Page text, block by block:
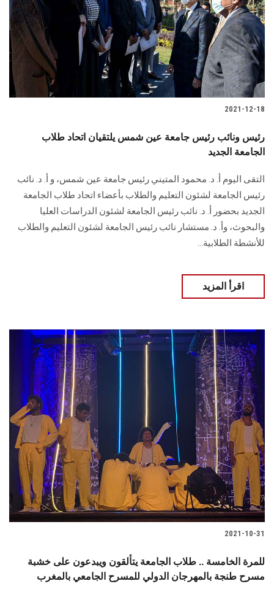
2021-12-18
رئيس ونائب رئيس جامعة عين شمس يلتقيان اتحاد طلاب
الجامعة الجديد
التقى اليوم أ. د. محمود المتيني رئيس جامعة عين شمس، و أ. د. نائب
رئيس الجامعة لشئون التعليم والطلاب بأعضاء اتحاد طلاب الجامعة
الجديد بحضور أ. د. نائب رئيس الجامعة لشئون الدراسات العليا
والبحوث، وأ. د. مستشار نائب رئيس الجامعة لشئون التعليم والطلاب
للأنشطة الطلابية...
اقرأ المزيد
2021-10-31
للمرة الخامسة .. طلاب الجامعة يتألقون ويبدعون على خشبة
مسرح طنجة بالمهرجان الدولي للمسرح الجامعي بالمغرب